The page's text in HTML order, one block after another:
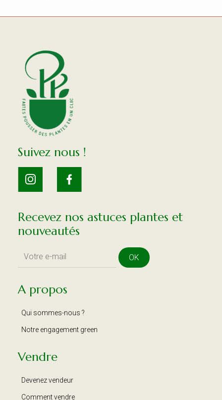
Suivez nous !
Recevez nos astuces plantes et
nouveautés
OK
A propos
Qui sommes-nous ?
Notre engagement green
Vendre
Devenez vendeur
Comment vendre